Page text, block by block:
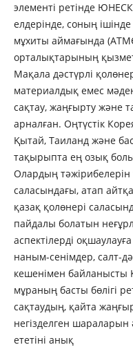
элементі ретінде
елдерінде, соның
мұхиты аймағында
орталықтарының
Мақала дәстүрлі
материалдық емес
сақтау, жаңғырту және
арналған. Оңтүстік
Қытай, Таиланд және
тақырыпта ең озық
Олардың
саласындағы, атап
қазақ қолөнері
пайдалы болатын
аспектілерді
наным-сенімдер, салт-
кешенімен байланысты
мұраның басты бөлігі
сақтаудың, қайта
негізделген шараларын
ететіні анық